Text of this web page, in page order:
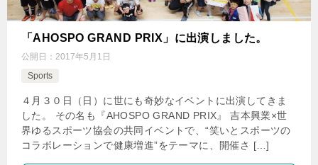
「AHOSPO GRAND PRIX」に出演しました。
公開日： 2017年5月1日
Sports
４月３０日（日）に世にも奇妙なイベントに出演してきま
した。 その名も『AHOSPO GRAND PRIX』 吉本興業×世
界ゆるスポーツ協会の共同イベントで、“笑いとスポーツの
コラボレーションで健康増進”をテーマに、開催さ […]